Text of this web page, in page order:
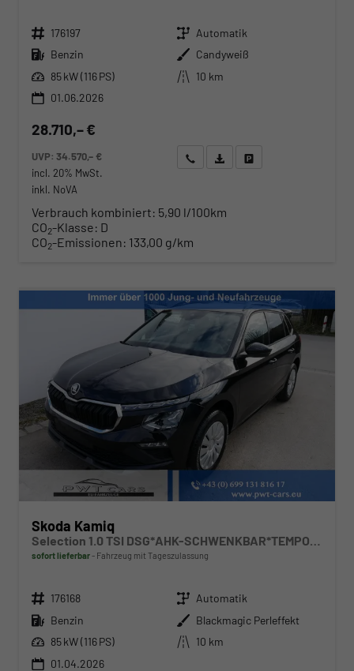
Fahrzeugnr. 176197 Getriebe Automatik
Kraftstoff Benzin Außenfarbe Candyweiß
Leistung 85 kW (116 PS) Kilometerstand
10 km
01.06.2026
28.710,– €
UVP:34.570,– €
incl. 20% MwSt.
inkl. NoVA
Wir rufen Sie anAngebot drucken (PDF)
Verbrauch kombiniert: 5,90 l/100km
CO2-Klasse: D
CO2-Emissionen: 133,00 g/km
Skoda Kamiq
sofort lieferbar Fahrzeug mit Tageszulassung
Fahrzeugnr. 176168 Getriebe Automatik
Kraftstoff Benzin Außenfarbe Blackmagic Perleffekt
Leistung 85 kW (116 PS) Kilometerstand
10 km
01.04.2026